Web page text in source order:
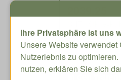
Lieferzeit
Ihre Privatsphäre ist uns
Unsere Website
Nutzerlebnis zu
nutzen, erklären Sie sich